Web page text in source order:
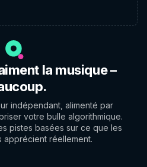
la musique –
indépendant, alimenté par
votre bulle algorithmique.
pistes basées sur ce que les
apprécient réellement.